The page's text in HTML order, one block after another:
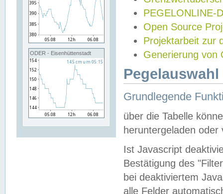
ODER - Eisenhüttenstadt
PEGELONLINE-
Open Source
Projektarbeit zur
Generierung von
Grundlegende
über die Tabelle
heruntergeladen oder
Ist Javascript
Bestätigung des
bei deaktiviertem
alle Felder